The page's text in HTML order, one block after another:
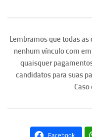
Lembramos que todas
nenhum vínculo com
quaisquer
candidatos para suas
Facebook